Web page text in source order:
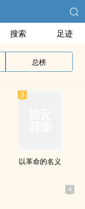
搜索 足迹
总榜
以革命的名义
4